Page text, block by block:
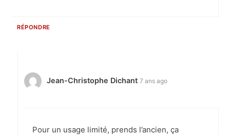
RÉPONDRE
Jean-Christophe Dichant 7 ans ago
Pour un usage limité, prends l’ancien, ça